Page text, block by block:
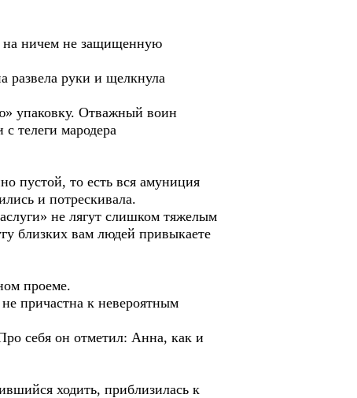
на ничем не защищенную
развела руки и щелкнула
упаковку. Отважный воин
телеги мародера
пустой, то есть вся амуниция
и потрескивала.
не лягут слишком тяжелым
близких вам людей привыкаете
проеме.
причастна к невероятным
себя он отметил: Анна, как и
ходить, приблизилась к